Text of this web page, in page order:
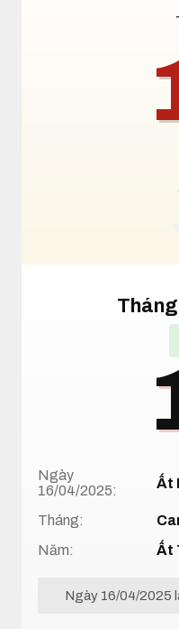
Ngày
16/04/2025:
Ất
Tháng:
Năm:
Ất
Ngày 16/04/2025